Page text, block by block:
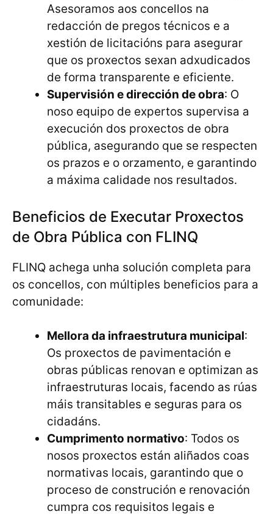
Asesoramos aos concellos na
redacción de pregos técnicos e a
xestión de licitacións para asegurar
que os proxectos sexan adxudicados
de forma transparente e eficiente.
Supervisión e dirección de obra: O
noso equipo de expertos supervisa a
execución dos proxectos de obra
pública, asegurando que se respecten
os prazos e o orzamento, e garantindo
a máxima calidade nos resultados.
Beneficios de Executar Proxectos
de Obra Pública con FLINQ
FLINQ achega unha solución completa para
os concellos, con múltiples beneficios para a
comunidade:
Mellora da infraestrutura municipal:
Os proxectos de pavimentación e
obras públicas renovan e optimizan as
infraestruturas locais, facendo as rúas
máis transitables e seguras para os
cidadáns.
Cumprimento normativo: Todos os
nosos proxectos están aliñados coas
normativas locais, garantindo que o
proceso de construción e renovación
cumpra cos requisitos legais e